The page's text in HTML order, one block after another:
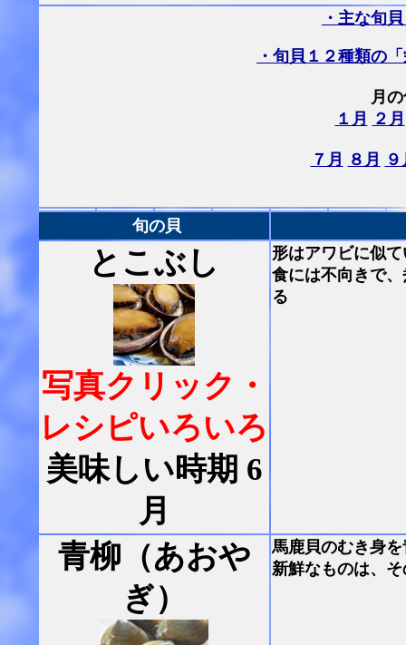
・主な旬
・旬貝１２種類の
月
１月
２月
７月 ８月
旬の貝
とこぶし
写真クリック・
レシピいろいろ
美味しい時期 6
月
形はアワビに似
食には不向きで
る
青柳（あおや
ぎ）
馬鹿貝のむき身
新鮮なものは、